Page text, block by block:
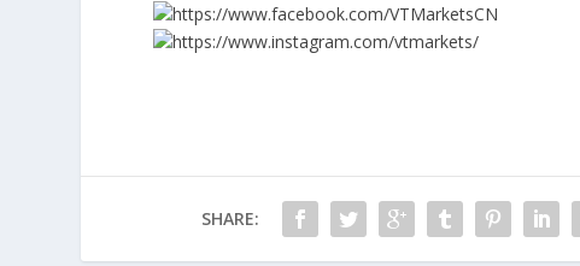
https://www.facebook.com/VTMarketsCN
https://www.instagram.com/vtmarkets/
SHARE: